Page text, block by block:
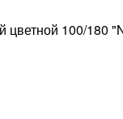
100/180